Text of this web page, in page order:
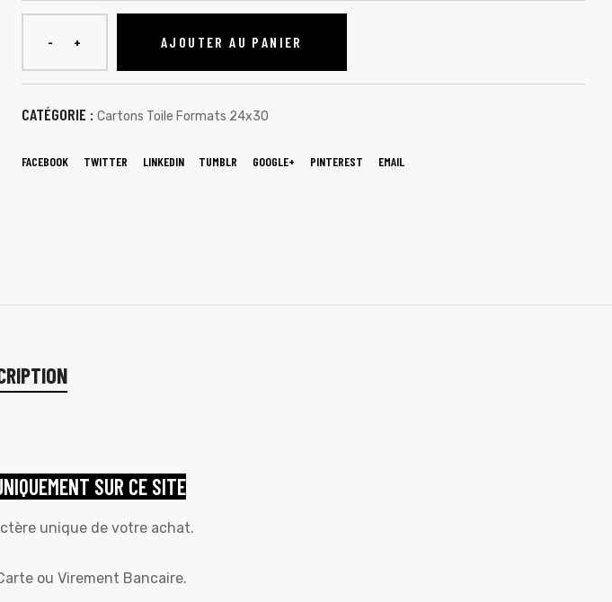
AJOUTER AU PANIER
CATÉGORIE : Cartons Toile Formats 24x30
FACEBOOK TWITTER LINKEDIN TUMBLR GOOGLE+ PINTEREST EMAIL
SUR CE SITE
unique de votre achat.
ou Virement Bancaire.